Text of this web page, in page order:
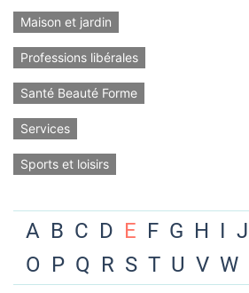
Maison et jardin
Professions libérales
Santé Beauté Forme
Services
Sports et loisirs
A B C D E F G H I J
O P Q R S T U V W